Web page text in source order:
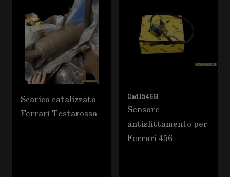
Scarico catalizzato
Ferrari Testarossa
Cod.154661
Sensore
antislittamento per
Ferrari 456